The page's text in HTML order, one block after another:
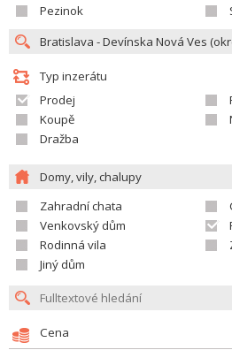
Pezinok
Typ inzerátu
Prodej
Koupě
Dražba
Domy, vily, chalupy
Zahradní chata
Venkovský dům
Rodinná vila
Jiný dům
Cena